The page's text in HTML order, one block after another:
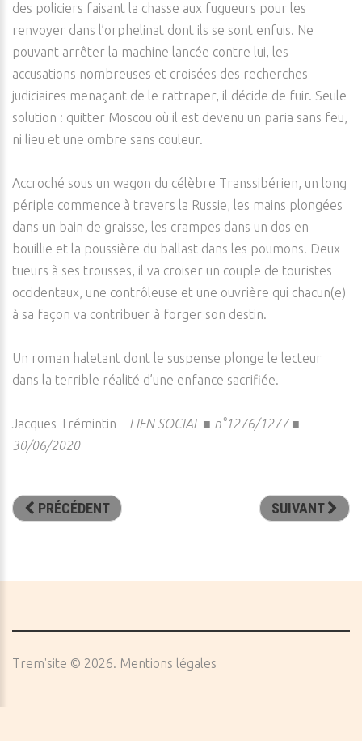
des policiers faisant la chasse aux fugueurs pour les
renvoyer dans l’orphelinat dont ils se sont enfuis. Ne
pouvant arrêter la machine lancée contre lui, les
accusations nombreuses et croisées des recherches
judiciaires menaçant de le rattraper, il décide de fuir. Seule
solution : quitter Moscou où il est devenu un paria sans feu,
ni lieu et une ombre sans couleur.
Accroché sous un wagon du célèbre Transsibérien, un long
périple commence à travers la Russie, les mains plongées
dans un bain de graisse, les crampes dans un dos en
bouillie et la poussière du ballast dans les poumons. Deux
tueurs à ses trousses, il va croiser un couple de touristes
occidentaux, une contrôleuse et une ouvrière qui chacun(e)
à sa façon va contribuer à forger son destin.
Un roman haletant dont le suspense plonge le lecteur
dans la terrible réalité d’une enfance sacrifiée.
Jacques Trémintin – LIEN SOCIAL ■ n°1276/1277 ■
30/06/2020
PRÉCÉDENT SUIVANT
Trem'site © 2026 Mentions légales